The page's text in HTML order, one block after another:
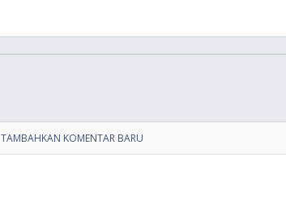
TAMBAHKAN KOMENTAR BARU